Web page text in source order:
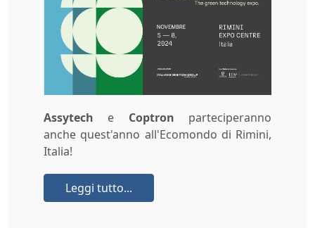
Assytech e Coptron parteciperanno
anche quest'anno all'Ecomondo di Rimini,
Italia!
Leggi tutto...